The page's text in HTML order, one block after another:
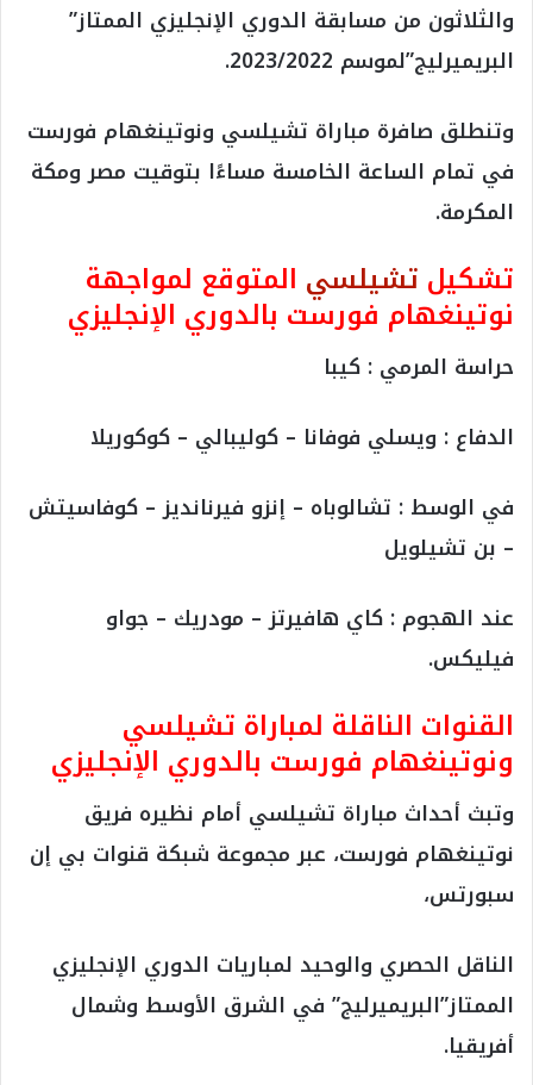
والثلاثون من مسابقة الدوري الإنجليزي الممتاز”
البريميرليج”لموسم 2023/2022.
وتنطلق صافرة مباراة تشيلسي ونوتينغهام فورست
في تمام الساعة الخامسة مساءًا بتوقيت مصر ومكة
المكرمة.
تشكيل تشيلسي المتوقع لمواجهة
نوتينغهام فورست بالدوري الإنجليزي
حراسة المرمي : كيبا
الدفاع : ويسلي فوفانا – كوليبالي – كوكوريلا
في الوسط : تشالوباه – إنزو فيرنانديز – كوفاسيتش
– بن تشيلويل
عند الهجوم : كاي هافيرتز – مودريك – جواو
فيليكس.
القنوات الناقلة لمباراة تشيلسي
ونوتينغهام فورست بالدوري الإنجليزي
وتبث أحداث مباراة تشيلسي أمام نظيره فريق
نوتينغهام فورست، عبر مجموعة شبكة قنوات بي إن
سبورتس،
الناقل الحصري والوحيد لمباريات الدوري الإنجليزي
الممتاز”البريميرليج” في الشرق الأوسط وشمال
أفريقيا.